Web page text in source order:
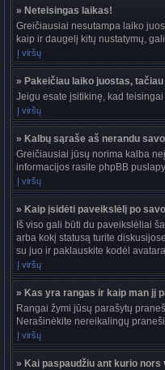
» Neteisingas laikas!
Greičiausiai nesutampa laiko
kaip ir daugelį kitų nustatymų,
Į viršų
» Pakeičiau laiko juostas,
Jeigu esate įsitikinę, kad
Į viršų
» Kalbų sąraše aš nerandu
Greičiausiai jūsų norima kalba
informacijos rasite phpBB
Į viršų
» Kaip įsidėti paveikslėlį po
Iš viso gali būti du paveikslėliai
arba kokį statusą turite
su juo ir paklauskite kodėl
Į viršų
» Kas yra rangas ir kaip man jį
Rangai žymi jūsų parašytų
Nerašinėkite nereikalingų
Į viršų
» Kai paspaudžiu ant kurio